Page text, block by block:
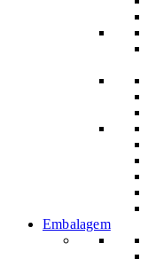
Embalagem